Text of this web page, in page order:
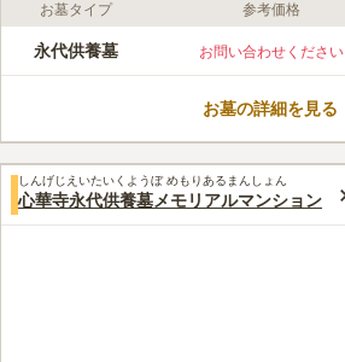
口コミ評価
この霊園はまだ誰からも評価されていません。
お墓タイプ 参考価格
永代供養墓 お問い合わせください
お墓の詳細を見る
しんげじえいたいくようぼ めもりあるまんしょん
心華寺永代供養墓メモリアルマンション